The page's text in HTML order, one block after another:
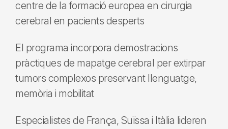
centre de la formació europea en cirurgia
cerebral en pacients desperts
El programa incorpora demostracions
pràctiques de mapatge cerebral per extirpar
tumors complexos preservant llenguatge,
memòria i mobilitat
Especialistes de França, Suïssa i Itàlia lideren